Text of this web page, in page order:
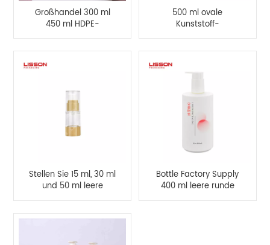
Großhandel 300 ml
450 ml HDPE-
Kunststoff-
500 ml ovale
Kunststoff-
Lotionsspray-
Stellen Sie 15 ml, 30 ml
und 50 ml leere
Airless-Flaschen bereit
Bottle Factory Supply
400 ml leere runde
Spray-Pump-Lotion-